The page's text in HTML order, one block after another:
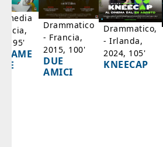
95'
Drammatico
- Francia,
2015, 100'
DUE
AMICI
Drammatico,
- Irlanda,
2024, 105'
KNEECAP